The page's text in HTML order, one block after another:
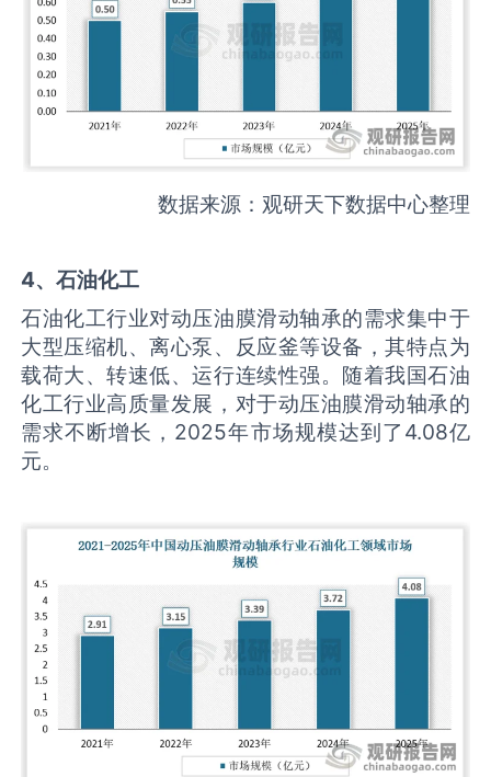
数据来源：观研天下数据中心整理
4、石油化工
石油化工行业对动压油膜滑动轴承的需求集中于
大型压缩机、离心泵、反应釜等设备，其特点为
载荷大、转速低、运行连续性强。随着我国石油
化工行业高质量发展，对于动压油膜滑动轴承的
需求不断增长，2025年市场规模达到了4.08亿
元。